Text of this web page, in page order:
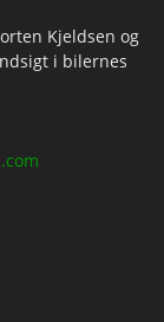
Kjeldsen og
i bilernes